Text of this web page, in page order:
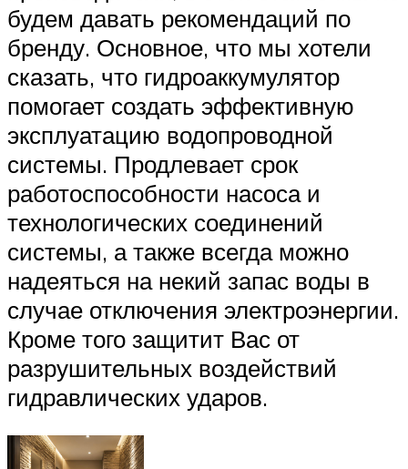
будем давать рекомендаций по
бренду. Основное, что мы хотели
сказать, что гидроаккумулятор
помогает создать эффективную
эксплуатацию водопроводной
системы. Продлевает срок
работоспособности насоса и
технологических соединений
системы, а также всегда можно
надеяться на некий запас воды в
случае отключения электроэнергии.
Кроме того защитит Вас от
разрушительных воздействий
гидравлических ударов.